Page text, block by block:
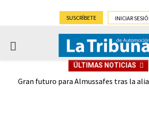
SUSCRÍBETE INICIAR
PRIMARY
ÚLTIMAS NOTICIAS
Gran futuro para Almussafes tras la